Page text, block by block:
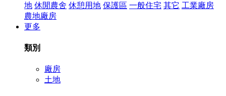
地 休閒農舍 休憩用地 保護區 一般住宅 其它 工業廠房
農地廠房
更多
類別
廠房
土地